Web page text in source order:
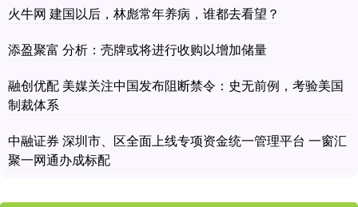
火牛网 建国以后，林彪常年养病，谁都去看望？
添盈聚富 分析：壳牌或将进行收购以增加储量
融创优配 美媒关注中国发布阻断禁令：史无前例，考验美国
制裁体系
中融证券 深圳市、区全面上线专项资金统一管理平台 一窗汇
聚一网通办成标配